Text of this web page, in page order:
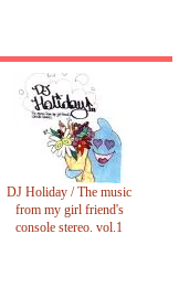
DJ Holiday / The music
from my girl friend's
console stereo. vol.1